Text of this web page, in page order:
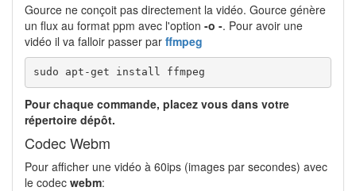
Gource ne conçoit pas directement la vidéo. Gource génère
un flux au format ppm avec l'option -o -. Pour avoir une
vidéo il va falloir passer par ffmpeg
sudo apt-get install ffmpeg
Pour chaque commande, placez vous dans votre
répertoire dépôt.
Codec Webm
Pour afficher une vidéo à 60ips (images par secondes) avec
le codec webm: